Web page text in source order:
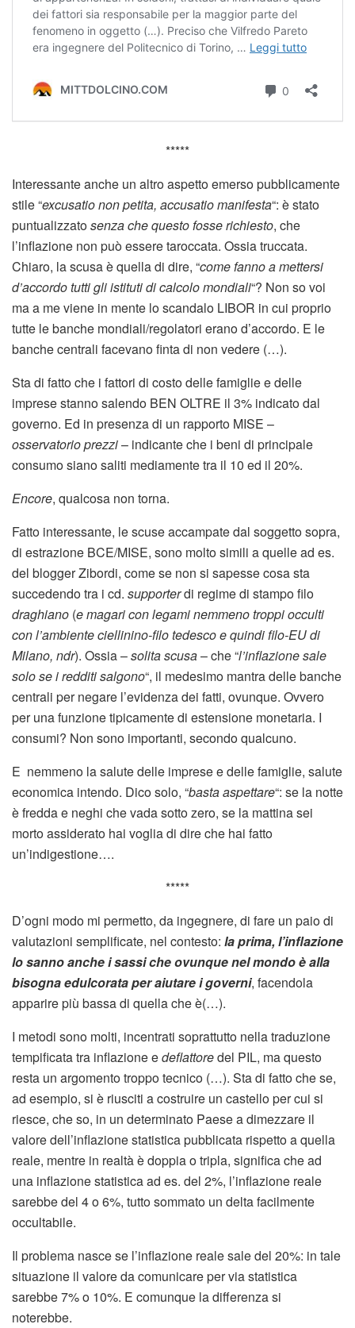
*****
Interessante anche un altro aspetto emerso pubblicamente
stile “excusatio non petita, accusatio manifesta“: è stato
puntualizzatosenza che questo fosse richiesto, che
l’inflazione non può essere taroccata. Ossia truccata.
Chiaro, la scusa è quella di dire, “come fanno a mettersi
d’accordo tutti gli istituti di calcolo mondiali“? Non so voi
ma a me viene in mente lo scandalo LIBOR in cui proprio
tutte le banche mondiali/regolatori erano d’accordo. E le
banche centrali facevano finta di non vedere (…).
Sta di fatto che i fattori di costo delle famiglie e delle
imprese stanno salendo BEN OLTRE il 3% indicato dal
governo. Ed in presenza di un rapporto MISE –
osservatorio prezzi– indicante che i beni di principale
consumo siano saliti mediamente tra il 10 ed il 20%.
Encore, qualcosa non torna.
Fatto interessante, le scuse accampate dal soggetto sopra,
di estrazione BCE/MISE, sono molto simili a quelle ad es.
del blogger Zibordi, come se non si sapesse cosa sta
succedendo tra i cd. supporterdi regime di stampo filo
draghiano (e magari con legami nemmeno troppi occulti
con l’ambiente ciellinino-filo tedesco e quindi filo-EU di
Milano, ndr). Ossia –solita scusa– che “l’inflazione sale
solo se i redditi salgono“, il medesimo mantra delle banche
centrali per negare l’evidenza dei fatti, ovunque. Ovvero
per una funzione tipicamente di estensione monetaria. I
consumi? Non sono importanti, secondo qualcuno.
E nemmeno la salute delle imprese e delle famiglie, salute
economica intendo. Dico solo, “basta aspettare“: se la notte
è fredda e neghi che vada sotto zero, se la mattina sei
morto assiderato hai voglia di dire che hai fatto
un’indigestione….
*****
D’ogni modo mi permetto, da ingegnere, di fare un paio di
valutazioni semplificate, nel contesto: la prima, l’inflazione
lo sanno anche i sassi che ovunque nel mondo è alla
bisogna edulcorata per aiutare i governi, facendola
apparire più bassa di quella che è(…).
I metodi sono molti, incentrati soprattutto nella traduzione
tempificata tra inflazione edeflattoredel PIL, ma questo
resta un argomento troppo tecnico (…). Sta di fatto che se,
ad esempio, si è riusciti a costruire un castello per cui si
riesce, che so, in un determinato Paese a dimezzare il
valore dell’inflazione statistica pubblicata rispetto a quella
reale, mentre in realtà è doppia o tripla, significa che ad
una inflazione statistica ad es. del 2%, l’inflazione reale
sarebbe del 4 o 6%, tutto sommato un delta facilmente
occultabile.
Il problema nasce se l’inflazione reale sale del 20%: in tale
situazione il valore da comunicare per via statistica
sarebbe 7% o 10%. E comunque la differenza si
noterebbe.